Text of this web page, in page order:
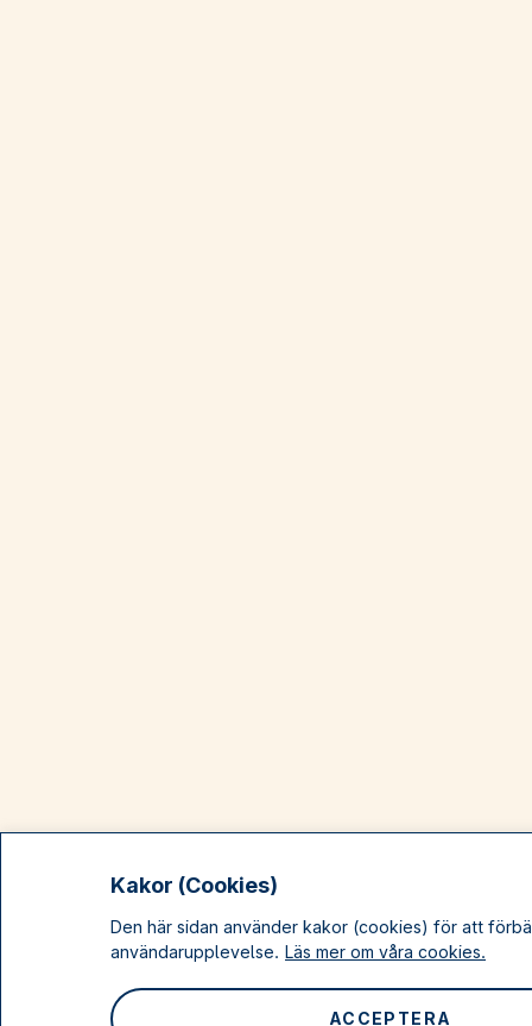
Kakor (Cookies)
Den här sidan använder kakor (cookies) för att
användarupplevelse. Läs mer om våra cookies.
ACCEPTERA